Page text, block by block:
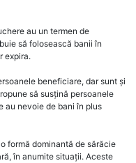
au un termen de
să folosească banii în
expira.
beneficiare, dar sunt și
să susțină persoanele
au nevoie de bani în plus
formă dominantă de sărăcie
în anumite situații. Aceste